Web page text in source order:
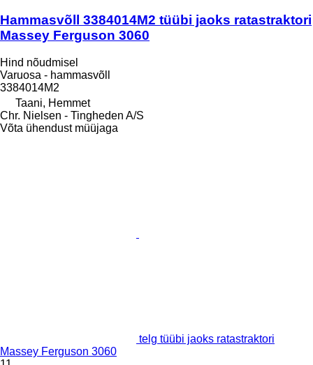
Hammasvõll 3384014M2 tüübi jaoks ratastraktori
Massey Ferguson 3060
Hind nõudmisel
Varuosa - hammasvõll
3384014M2
Taani, Hemmet
Chr. Nielsen - Tingheden A/S
Võta ühendust müüjaga
telg tüübi jaoks ratastraktori
Massey Ferguson 3060